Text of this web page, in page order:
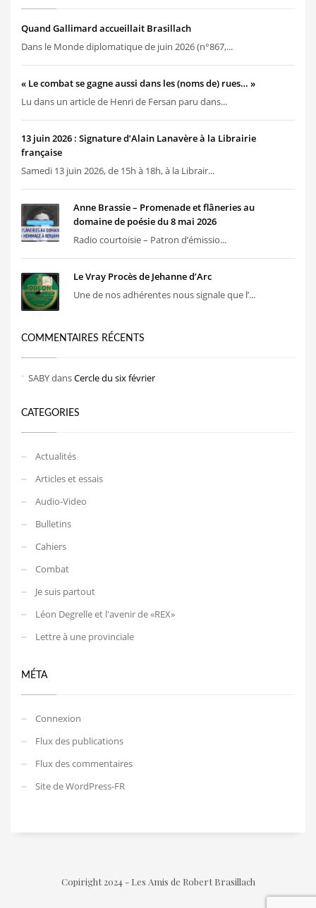
Quand Gallimard accueillait Brasillach
Dans le Monde diplomatique de juin 2026 (n°867,...
« Le combat se gagne aussi dans les (noms de) rues… »
Lu dans un article de Henri de Fersan paru dans...
13 juin 2026 : Signature d’Alain Lanavère à la Librairie
française
Samedi 13 juin 2026, de 15h à 18h, à la Librair...
Anne Brassie – Promenade et flâneries au
domaine de poésie du 8 mai 2026
Radio courtoisie – Patron d’émissio...
Le Vray Procès de Jehanne d’Arc
Une de nos adhérentes nous signale que l’...
COMMENTAIRES RÉCENTS
SABYdansCercle du six février
CATEGORIES
Actualités
Articles et essais
Audio-Video
Bulletins
Cahiers
Combat
Je suis partout
Léon Degrelle et l'avenir de «REX»
Lettre à une provinciale
MÉTA
Connexion
Flux des publications
Flux des commentaires
Site de WordPress-FR
Copiright 2024 - Les Amis de Robert Brasillach